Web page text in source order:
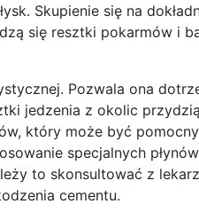
Skupienie się na
się resztki pokarmów i
Pozwala ona
jedzenia z okolic
który może być
specjalnych
to skonsultować z
cementu.